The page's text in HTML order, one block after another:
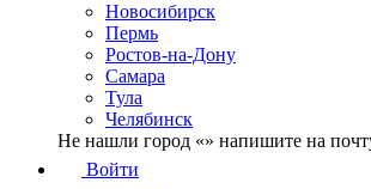
Новосибирск
Пермь
Ростов-на-Дону
Самара
Тула
Челябинск
Не нашли город «» напишите на
Войти